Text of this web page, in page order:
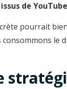
de YouTube
pourrait
le